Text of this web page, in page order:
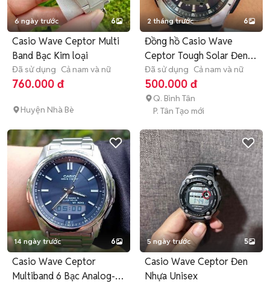
6 ngày trước 6
Casio Wave Ceptor Multi
Band Bạc Kim loại
Đã sử dụng Cả nam và nữ
760.000 đ
Huyện Nhà Bè
2 tháng trước 6
Đồng hồ Casio Wave
Ceptor Tough Solar Đen
bạc
Đã sử dụng Cả nam và nữ
500.000 đ
Q. Bình Tân
P. Tân Tạo mới
14 ngày trước 6
Casio Wave Ceptor
Multiband 6 Bạc Analog-
5 ngày trước 5
Casio Wave Ceptor Đen
Nhựa Unisex